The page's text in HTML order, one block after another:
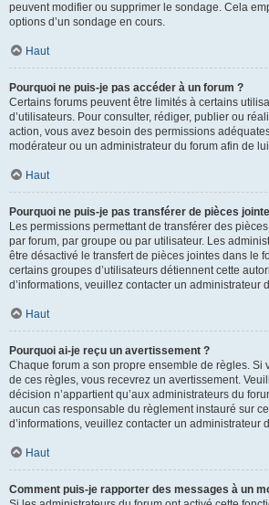
peuvent modifier ou supprimer le sondage. Cela
options d’un sondage en cours.
Haut
Pourquoi ne puis-je pas accéder à un forum ?
Certains forums peuvent être limités à certains
d’utilisateurs. Pour consulter, rédiger, publier ou
action, vous avez besoin des permissions
modérateur ou un administrateur du forum afin de
Haut
Pourquoi ne puis-je pas transférer de pièces
Les permissions permettant de transférer des
par forum, par groupe ou par utilisateur. Les
être désactivé le transfert de pièces jointes dans le
certains groupes d’utilisateurs détiennent cette
d’informations, veuillez contacter un administrateur
Haut
Pourquoi ai-je reçu un avertissement ?
Chaque forum a son propre ensemble de règles. Si
de ces règles, vous recevrez un avertissement.
décision n’appartient qu’aux administrateurs du
aucun cas responsable du règlement instauré sur
d’informations, veuillez contacter un administrateur
Haut
Comment puis-je rapporter des messages à un